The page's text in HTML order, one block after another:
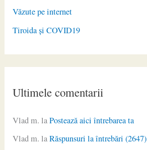
Văzute pe internet
Tiroida și COVID19
Ultimele comentarii
Vlad m. laPostează aici întrebarea ta
Vlad m. laRăspunsuri la întrebări (2647)